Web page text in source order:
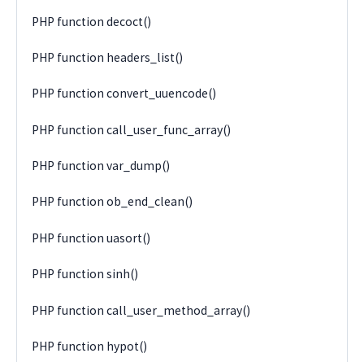
PHP function decoct()
PHP function headers_list()
PHP function convert_uuencode()
PHP function call_user_func_array()
PHP function var_dump()
PHP function ob_end_clean()
PHP function uasort()
PHP function sinh()
PHP function call_user_method_array()
PHP function hypot()